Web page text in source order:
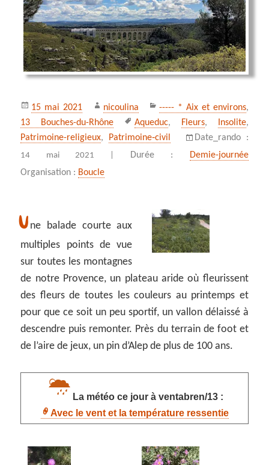
Publié
le
15 mai 2021 Auteur
nicoulina Catégories
----- * Aix et environs,
13 Bouches-du-Rhône
Mots-
clés
Aqueduc, Fleurs, Insolite,
Patrimoine-religieux, Patrimoine‑civil Date_rando :
14 mai 2021 | Durée : Demie-journée
Organisation : Boucle
U ne balade courte aux
multiples points de vue
sur toutes les montagnes
de notre Provence, un plateau aride où fleurissent
des fleurs de toutes les couleurs au printemps et
pour que ce soit un peu sportif, un vallon délaissé à
descendre puis remonter. Près du terrain de foot et
de l’aire de jeux, un pin d’Alep de plus de 100 ans.
La météo ce jour à ventabren/13 :
Avec le vent et la température ressentie